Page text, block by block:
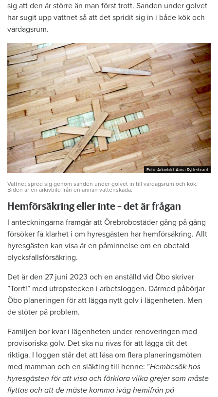
sig att den är större än man först trott. Sanden under golvet
har sugit upp vattnet så att det spridit sig in i både kök och
vardagsrum.
Foto: Arkivbild: Anna Rytterbrant
Foto: Arkivbild: Anna Rytterbrant
Vattnet spred sig genom sanden under golvet in till vardagsrum och kök.
Biden är en arkivbild från en annan vattenskada.
Hemförsäkring eller inte – det är frågan
I anteckningarna framgår att Örebrobostäder gång på gång
försöker få klarhet i om hyresgästen har hemförsäkring. Allt
hyresgästen kan visa är en påminnelse om en obetald
olycksfallsförsäkring.
Det är den 27 juni 2023 och en anställd vid Öbo skriver
”Torrt!” med utropstecken i arbetsloggen. Därmed påbörjar
Öbo planeringen för att lägga nytt golv i lägenheten. Men
de stöter på problem.
Familjen bor kvar i lägenheten under renoveringen med
provisoriska golv. Det ska nu rivas för att lägga dit det
riktiga. I loggen står det att läsa om flera planeringsmöten
med mamman och en släkting till henne: ”Hembesök hos
hyresgästen för att visa och förklara vilka grejer som måste
flyttas och att de måste komma iväg hemifrån på